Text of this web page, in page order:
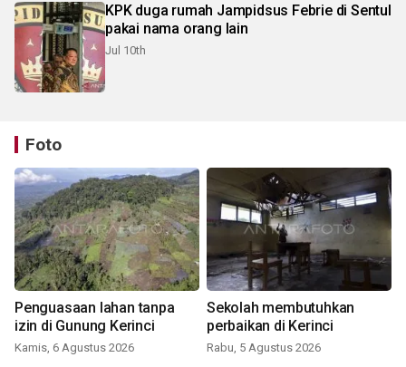
KPK duga rumah Jampidsus Febrie di Sentul
pakai nama orang lain
Jul 10th
Foto
Penguasaan lahan tanpa
izin di Gunung Kerinci
Kamis, 6 Agustus 2026
Sekolah membutuhkan
perbaikan di Kerinci
Rabu, 5 Agustus 2026